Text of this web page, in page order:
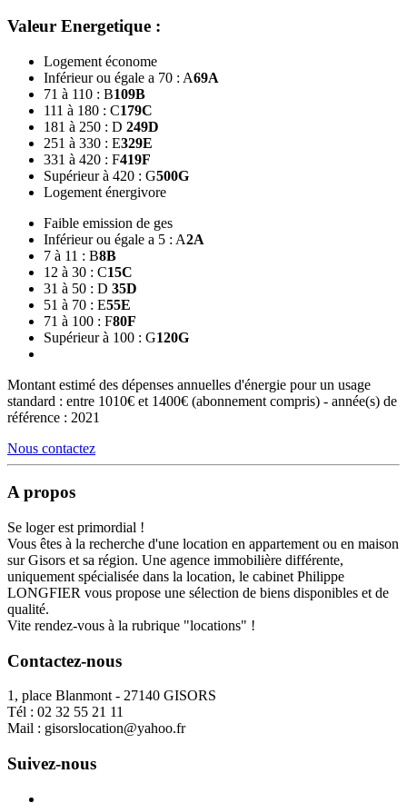
Valeur Energetique :
Logement économe
Inférieur ou égale a 70 : A69A
71 à 110 : B109B
111 à 180 : C179C
181 à 250 : D 249D
251 à 330 : E329E
331 à 420 : F419F
Supérieur à 420 : G500G
Logement énergivore
Faible emission de ges
Inférieur ou égale a 5 : A2A
7 à 11 : B8B
12 à 30 : C15C
31 à 50 : D 35D
51 à 70 : E55E
71 à 100 : F80F
Supérieur à 100 : G120G
Montant estimé des dépenses annuelles d'énergie pour un usage
standard : entre 1010€ et 1400€ (abonnement compris) - année(s) de
référence : 2021
Nous contactez
A propos
Se loger est primordial !
Vous êtes à la recherche d'une location en appartement ou en maison
sur Gisors et sa région. Une agence immobilière différente,
uniquement spécialisée dans la location, le cabinet Philippe
LONGFIER vous propose une sélection de biens disponibles et de
qualité.
Vite rendez-vous à la rubrique "locations" !
Contactez-nous
1, place Blanmont - 27140 GISORS
Tél : 02 32 55 21 11
Mail : gisorslocation@yahoo.fr
Suivez-nous